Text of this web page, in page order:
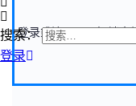
搜索：
登录
登录或注册即可解锁全